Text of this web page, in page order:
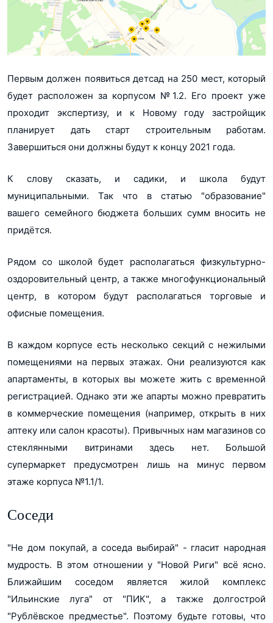
Первым должен появиться детсад на 250 мест, который
будет расположен за корпусом №1.2. Его проект уже
проходит экспертизу, и к Новому году застройщик
планирует дать старт строительным работам.
Завершиться они должны будут к концу 2021 года.
К слову сказать, и садики, и школа будут
муниципальными. Так что в статью "образование"
вашего семейного бюджета больших сумм вносить не
придётся.
Рядом со школой будет располагаться физкультурно-
оздоровительный центр, а также многофункциональный
центр, в котором будут располагаться торговые и
офисные помещения.
В каждом корпусе есть несколько секций с нежилыми
помещениями на первых этажах. Они реализуются как
апартаменты, в которых вы можете жить с временной
регистрацией. Однако эти же апарты можно превратить
в коммерческие помещения (например, открыть в них
аптеку или салон красоты). Привычных нам магазинов со
стеклянными витринами здесь нет. Большой
супермаркет предусмотрен лишь на минус первом
этаже корпуса №1.1/1.
Соседи
"Не дом покупай, а соседа выбирай" - гласит народная
мудрость. В этом отношении у "Новой Риги" всё ясно.
Ближайшим соседом является жилой комплекс
"Ильинские луга" от "ПИК", а также долгострой
"Рублёвское предместье". Поэтому будьте готовы, что